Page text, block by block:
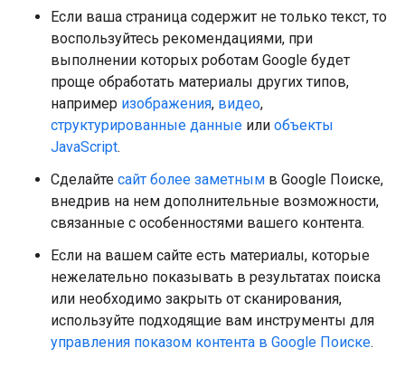
Если ваша страница содержит не только текст, то
воспользуйтесь рекомендациями, при
выполнении которых роботам Google будет
проще обработать материалы других типов,
например изображения, видео,
структурированные данные или объекты
JavaScript.
Сделайте сайт более заметным в Google Поиске,
внедрив на нем дополнительные возможности,
связанные с особенностями вашего контента.
Если на вашем сайте есть материалы, которые
нежелательно показывать в результатах поиска
или необходимо закрыть от сканирования,
используйте подходящие вам инструменты для
управления показом контента в Google Поиске.